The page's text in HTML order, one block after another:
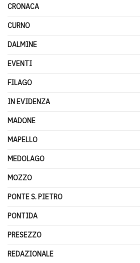
CRONACA
CURNO
DALMINE
EVENTI
FILAGO
IN EVIDENZA
MADONE
MAPELLO
MEDOLAGO
MOZZO
PONTE S. PIETRO
PONTIDA
PRESEZZO
REDAZIONALE